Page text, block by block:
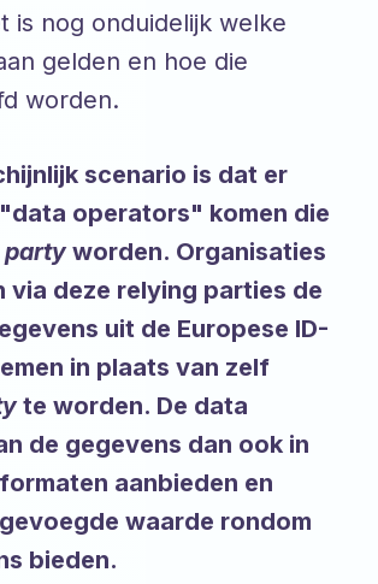
is nog onduidelijk welke
gelden en hoe die
worden.
scenario is dat er
operators" komen die
partyworden. Organisaties
via deze relying parties de
uit de Europese ID-
in plaats van zelf
te worden. De data
de gegevens dan ook in
aanbieden en
waarde rondom
bieden.